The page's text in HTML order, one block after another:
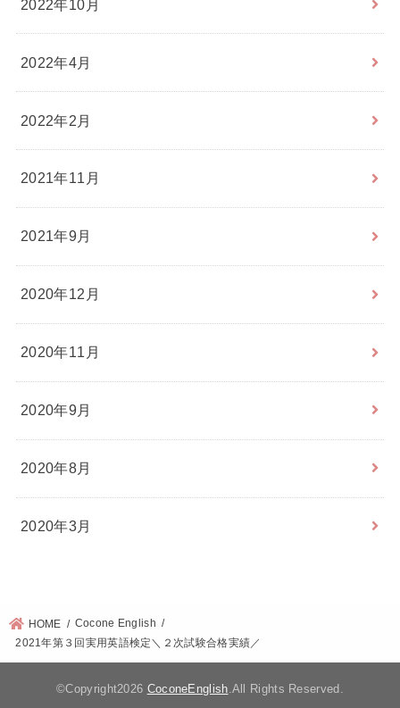
2022年10月
2022年4月
2022年2月
2021年11月
2021年9月
2020年12月
2020年11月
2020年9月
2020年8月
2020年3月
HOME
Cocone English
2021年第３回実用英語検定＼２次試験合格実績／
©Copyright2026 CoconeEnglish.All Rights Reserved.